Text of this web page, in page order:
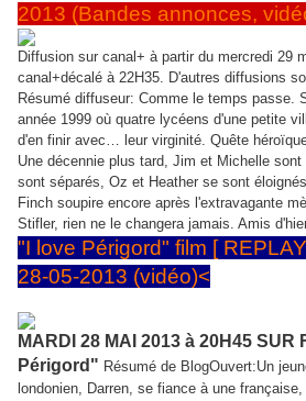
2013 (Bandes annonces,
Diffusion sur canal+ à partir du mercredi 29
canal+décalé à 22H35. D'autres diffusions
Résumé diffuseur: Comme le temps passe.
année 1999 où quatre lycéens d'une petite
d'en finir avec… leur virginité. Quête
Une décennie plus tard, Jim et Michelle
sont séparés, Oz et Heather se sont
Finch soupire encore après l'extravagante
Stifler, rien ne le changera jamais. Amis
"I love Périgord" film [
28-05-2013 (vidéo)<
MARDI 28 MAI 2013 à 20H45
Périgord" Résumé de BlogOuvert:Un
londonien, Darren, se fiance à une